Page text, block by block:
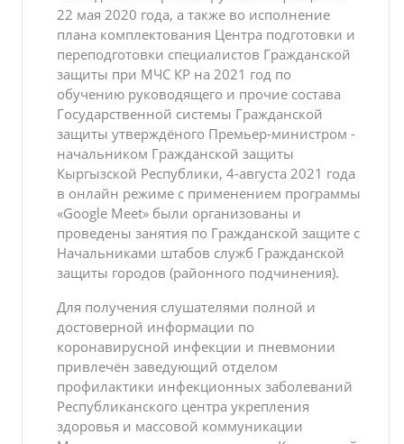
22 мая 2020 года, а также во исполнение
плана комплектования Центра подготовки и
переподготовки специалистов Гражданской
защиты при МЧС КР на 2021 год по
обучению руководящего и прочие состава
Государственной системы Гражданской
защиты утверждёного Премьер-министром -
начальником Гражданской защиты
Кыргызской Республики, 4-августа 2021 года
в онлайн режиме с применением программы
«Google Meet» были организованы и
проведены занятия по Гражданской защите с
Начальниками штабов служб Гражданской
защиты городов (районного подчинения).
Для получения слушателями полной и
достоверной информации по
коронавирусной инфекции и пневмонии
привлечён заведующий отделом
профилактики инфекционных заболеваний
Республиканского центра укрепления
здоровья и массовой коммуникации